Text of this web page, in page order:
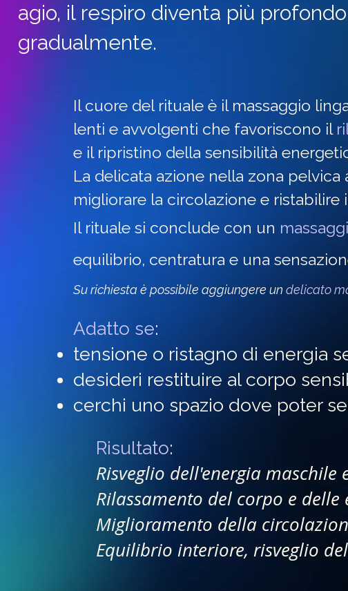
agio, il respiro diventa più
gradualmente.
Il cuore del rituale è il massaggio
lenti e avvolgenti che favoriscono il
e il ripristino della sensibilità
La delicata azione nella zona
migliorare la circolazione e ristabilire
Il rituale si conclude con un
equilibrio, centratura e una
Su richiesta è possibile aggiungere un delicato
Adatto se:
tensione o ristagno di energia
desideri restituire al corpo
cerchi uno spazio dove poter
Risultato:
Risveglio dell'energia maschile
Rilassamento del corpo e delle
Miglioramento della
Equilibrio interiore, risveglio